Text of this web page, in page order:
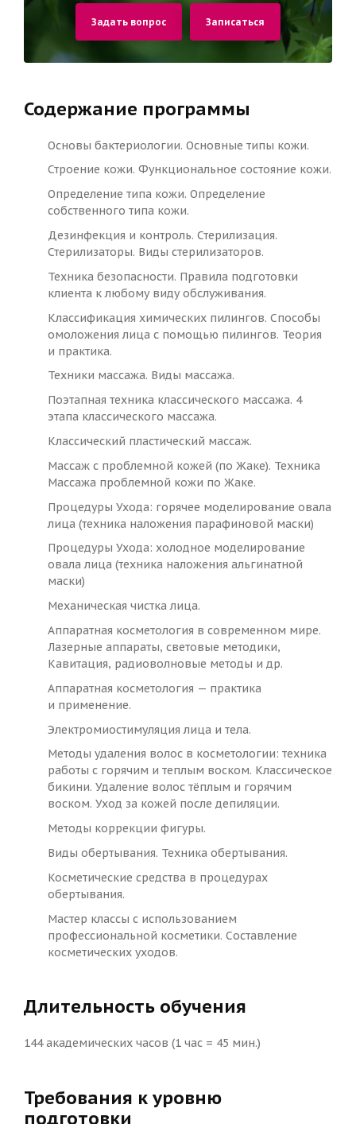
Задать вопрос Записаться
Содержание программы
Основы бактериологии. Основные типы кожи.
Строение кожи. Функциональное состояние кожи.
Определение типа кожи. Определение
собственного типа кожи.
Дезинфекция и контроль. Стерилизация.
Стерилизаторы. Виды стерилизаторов.
Техника безопасности. Правила подготовки
клиента к любому виду обслуживания.
Классификация химических пилингов. Способы
омоложения лица с помощью пилингов. Теория
и практика.
Техники массажа. Виды массажа.
Поэтапная техника классического массажа. 4
этапа классического массажа.
Классический пластический массаж.
Массаж с проблемной кожей (по Жаке). Техника
Массажа проблемной кожи по Жаке.
Процедуры Ухода: горячее моделирование овала
лица (техника наложения парафиновой маски)
Процедуры Ухода: холодное моделирование
овала лица (техника наложения альгинатной
маски)
Механическая чистка лица.
Аппаратная косметология в современном мире.
Лазерные аппараты, световые методики,
Кавитация, радиоволновые методы и др.
Аппаратная косметология — практика
и применение.
Электромиостимуляция лица и тела.
Методы удаления волос в косметологии: техника
работы с горячим и теплым воском. Классическое
бикини. Удаление волос тёплым и горячим
воском. Уход за кожей после депиляции.
Методы коррекции фигуры.
Виды обертывания. Техника обертывания.
Косметические средства в процедурах
обертывания.
Мастер классы с использованием
профессиональной косметики. Составление
косметических уходов.
Длительность обучения
144 академических часов (1 час = 45 мин.)
Требования к уровню
подготовки